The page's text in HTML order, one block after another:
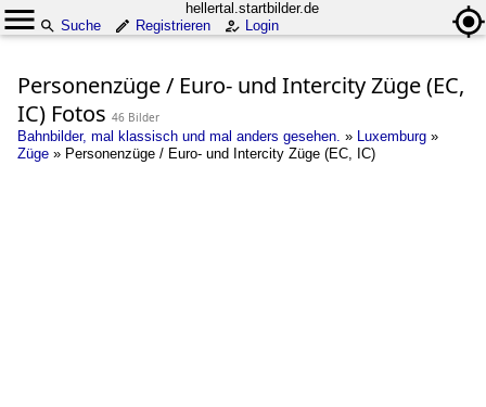
hellertal.startbilder.de
Suche
Registrieren Login
Personenzüge / Euro- und Intercity Züge (EC,
IC) Fotos 46 Bilder
Bahnbilder, mal klassisch und mal anders gesehen. » Luxemburg »
Züge » Personenzüge / Euro- und Intercity Züge (EC, IC)